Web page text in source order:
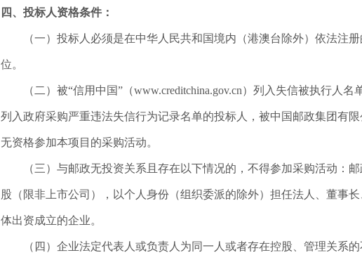
四、投标人资格条件：
（一）投标人必须是在中华人民共和国境内（港澳台除外）依法注
位。
（二）被“信用中国”（www.creditchina.gov.cn）列入失信被执行人
列入政府采购严重违法失信行为记录名单的投标人，被中国邮政集团有
无资格参加本项目的采购活动。
（三）与邮政无投资关系且存在以下情况的，不得参加采购活动：
股（限非上市公司），以个人身份（组织委派的除外）担任法人、董事
体出资成立的企业。
（四）企业法定代表人或负责人为同一人或者存在控股、管理关系